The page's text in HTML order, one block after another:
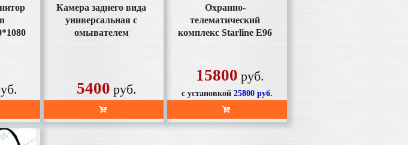
Камера заднего вида
универсальная с
омывателем
5400 руб.
Охранно-
телематический
комплекс Starline Е96
автозапуск
15800 руб.
с установкой25800 руб.